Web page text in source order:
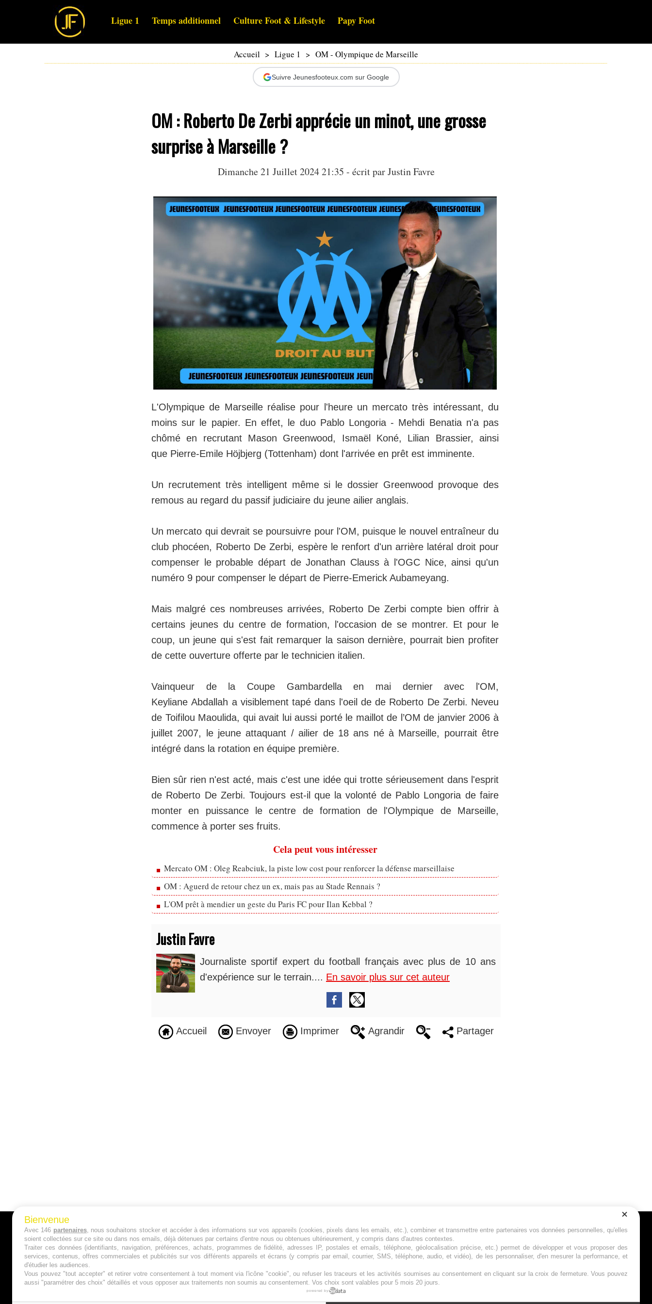
Ligue 1 Temps additionnel Culture Foot & Lifestyle Papy Foot
Accueil > Ligue 1 > OM - Olympique de Marseille
Suivre Jeunesfooteux.com sur Google
OM : Roberto De Zerbi apprécie un minot, une grosse
surprise à Marseille ?
Dimanche 21 Juillet 2024 21:35 - écrit parJustin Favre
L'Olympique de Marseille réalise pour l'heure un mercato très intéressant, du
moins sur le papier. En effet, le duo Pablo Longoria - Mehdi Benatia n'a pas
chômé en recrutant Mason Greenwood, Ismaël Koné, Lilian Brassier, ainsi
que Pierre-Emile Höjbjerg (Tottenham) dont l'arrivée en prêt est imminente.
Un recrutement très intelligent même si le dossier Greenwood provoque des
remous au regard du passif judiciaire du jeune ailier anglais.
Un mercato qui devrait se poursuivre pour l'OM, puisque le nouvel entraîneur du
club phocéen, Roberto De Zerbi, espère le renfort d'un arrière latéral droit pour
compenser le probable départ de Jonathan Clauss à l'OGC Nice, ainsi qu'un
numéro 9 pour compenser le départ de Pierre-Emerick Aubameyang.
Mais malgré ces nombreuses arrivées, Roberto De Zerbi compte bien offrir à
certains jeunes du centre de formation, l'occasion de se montrer. Et pour le
coup, un jeune qui s'est fait remarquer la saison dernière, pourrait bien profiter
de cette ouverture offerte par le technicien italien.
Vainqueur de la Coupe Gambardella en mai dernier avec l'OM,
Keyliane Abdallah a visiblement tapé dans l'oeil de de Roberto De Zerbi. Neveu
de Toifilou Maoulida, qui avait lui aussi porté le maillot de l’OM de janvier 2006 à
juillet 2007, le jeune attaquant / ailier de 18 ans né à Marseille, pourrait être
intégré dans la rotation en équipe première.
Bien sûr rien n'est acté, mais c'est une idée qui trotte sérieusement dans l'esprit
de Roberto De Zerbi. Toujours est-il que la volonté de Pablo Longoria de faire
monter en puissance le centre de formation de l'Olympique de Marseille,
commence à porter ses fruits.
Cela peut vous intéresser
Mercato OM : Oleg Reabciuk, la piste low cost pour renforcer la défense marseillaise
OM : Aguerd de retour chez un ex, mais pas au Stade Rennais ?
L'OM prêt à mendier un geste du Paris FC pour Ilan Kebbal ?
Justin Favre
Journaliste sportif expert du football français avec plus de 10 ans
d'expérience sur le terrain.... En savoir plus sur cet auteur
Accueil Envoyer Imprimer Agrandir Partager
A PROPOS
Qui sommes nous ?
Mentions Légales
Jeunesfooteux est un média sportif qui traite
principalement de l'actualité de la Ligue 1 et
des grosses actualités de la Ligue 2 et du
Plan du site | Syndication |Powered by WM
Suivez-nous
Bienvenue
Avec 146 partenaires, nous souhaitons stocker et accéder à des informations sur vos appareils (cookies, pixels dans les emails, etc.), combiner et transmettre entre partenaires vos données personnelles, qu'elles
soient collectées sur ce site ou dans nos emails, déjà détenues par certains d'entre nous ou obtenues ultérieurement, y compris dans d'autres contextes.
Traiter ces données (identifiants, navigation, préférences, achats, programmes de fidélité, adresses IP, postales et emails, téléphone, géolocalisation précise, etc.) permet de développer et vous proposer des
services, contenus, offres commerciales et publicités sur vos différents appareils et écrans (y compris par email, courrier, SMS, téléphone, audio, et vidéo), de les personnaliser, d'en mesurer la performance, et
d'étudier les audiences.
Vous pouvez "tout accepter" et retirer votre consentement à tout moment via l'icône "cookie", ou refuser les traceurs et les activités soumises au consentement en cliquant sur la croix de fermeture. Vous pouvez
aussi "paramétrer des choix" détaillés et vous opposer aux traitements non soumis au consentement. Vos choix sont valables pour 5 mois 20 jours.
powered by